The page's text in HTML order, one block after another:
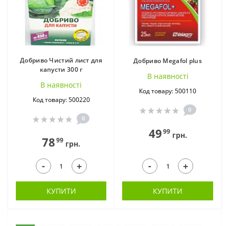
Добриво Чистий лист для
капусти 300 г
В наявностi
Код товару: 500220
0
7899 грн.
- +
КУПИТИ
Добриво Megafol plus
В наявностi
Код товару: 500110
0
4999грн.
- +
КУПИТИ